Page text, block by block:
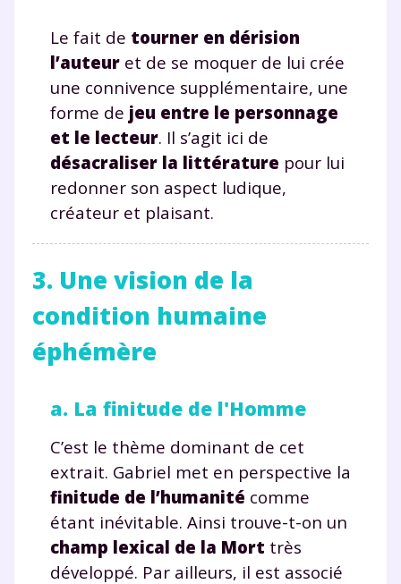
Le fait de tourner en dérision
l’auteur et de se moquer de lui crée
une connivence supplémentaire, une
forme de jeu entre le personnage
et le lecteur. Il s’agit ici de
désacraliser la littérature pour lui
redonner son aspect ludique,
créateur et plaisant.
3. Une vision de la
condition humaine
éphémère
a. La finitude de l'Homme
C’est le thème dominant de cet
extrait. Gabriel met en perspective la
finitude de l’humanité comme
étant inévitable. Ainsi trouve-t-on un
champ lexical de la Mort très
développé. Par ailleurs, il est associé
J’accepte de recevoir les actualités et des
communications de la part de
myMaxicours.
Votre adresse e-mail sera exclusivement utilisée pour
vous envoyer notre newsletter. Vous pourrez vous
désinscrire à tout moment, à travers le lien de
désinscription présent dans chaque newsletter. Pour
en savoir plus sur la gestion de vos données
personnelles et pour exercer vos droits, vous pouvez
consulternotre charte.